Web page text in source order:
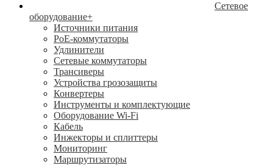
Сетевое
оборудование+
Источники питания
PoE-коммутаторы
Удлинители
Сетевые коммутаторы
Трансиверы
Устройства грозозащиты
Конвертеры
Инструменты и комплектующие
Оборудование Wi-Fi
Кабель
Инжекторы и сплиттеры
Мониторинг
Маршрутизаторы